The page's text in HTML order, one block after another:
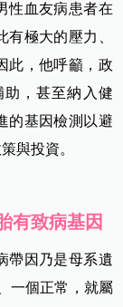
性血友病患者在
極大的壓力、
此，他呼籲，政
，甚至納入健
的基因檢測以避
與投資。
有致病基因
帶因乃是母系遺
一個正常，就屬